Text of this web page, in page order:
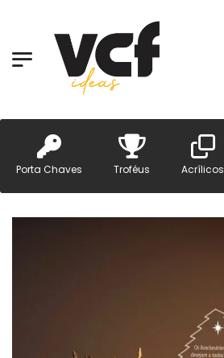
Porta Chaves Troféus Acrílicos